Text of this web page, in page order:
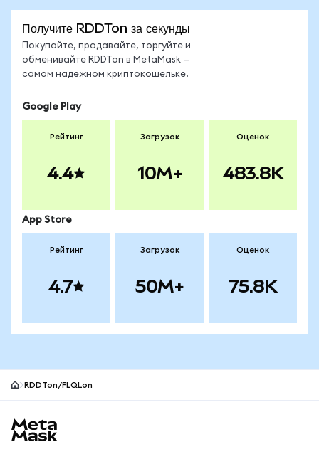
Получите RDDTon за секунды
Покупайте, продавайте, торгуйте и
обменивайте RDDTon в MetaMask —
самом надёжном криптокошельке.
Google Play
Рейтинг
4.4
Загрузок
10M+
Оценок
483.8K
App Store
Рейтинг
4.7
Загрузок
50M+
Оценок
75.8K
RDDTon/FLQLon